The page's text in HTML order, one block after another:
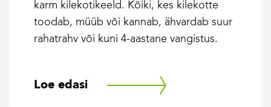
karm kilekotikeeld. Kõiki, kes kilekotte
toodab, müüb või kannab, ähvardab suur
rahatrahv või kuni 4-aastane vangistus.
Loe edasi